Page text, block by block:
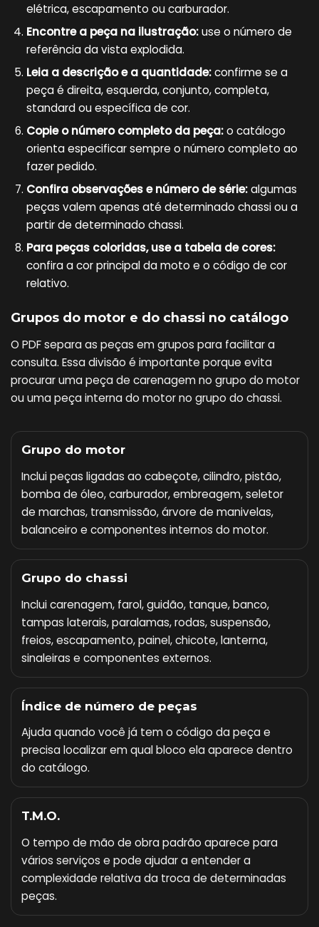
elétrica, escapamento ou carburador.
Encontre a peça na ilustração:use o número de
referência da vista explodida.
Leia a descrição e a quantidade:confirme se a
peça é direita, esquerda, conjunto, completa,
standard ou específica de cor.
Copie o número completo da peça:o catálogo
orienta especificar sempre o número completo ao
fazer pedido.
Confira observações e número de série:algumas
peças valem apenas até determinado chassi ou a
partir de determinado chassi.
Para peças coloridas, use a tabela de cores:
confira a cor principal da moto e o código de cor
relativo.
Grupos do motor e do chassi no catálogo
O PDF separa as peças em grupos para facilitar a
consulta. Essa divisão é importante porque evita
procurar uma peça de carenagem no grupo do motor
ou uma peça interna do motor no grupo do chassi.
Grupo do motor
Inclui peças ligadas ao cabeçote, cilindro, pistão,
bomba de óleo, carburador, embreagem, seletor
de marchas, transmissão, árvore de manivelas,
balanceiro e componentes internos do motor.
Grupo do chassi
Inclui carenagem, farol, guidão, tanque, banco,
tampas laterais, paralamas, rodas, suspensão,
freios, escapamento, painel, chicote, lanterna,
sinaleiras e componentes externos.
Índice de número de peças
Ajuda quando você já tem o código da peça e
precisa localizar em qual bloco ela aparece dentro
do catálogo.
T.M.O.
O tempo de mão de obra padrão aparece para
vários serviços e pode ajudar a entender a
complexidade relativa da troca de determinadas
peças.